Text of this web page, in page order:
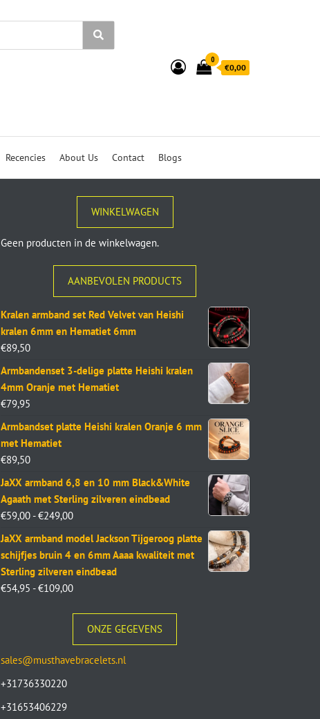
0
€0,00
Recencies About Us Contact Blogs
WINKELWAGEN
Geen producten in de winkelwagen.
AANBEVOLEN PRODUCTS
Kralen armband set Red Velvet van Heishi
kralen 6mm en Hematiet 6mm
€89,50
Armbandenset 3-delige platte Heishi kralen
4mm Oranje met Hematiet
€79,95
Armbandset platte Heishi kralen Oranje 6 mm
met Hematiet
€89,50
JaXX armband 6,8 en 10 mm Black&White
Agaath met Sterling zilveren eindbead
€59,00 - €249,00
JaXX armband model Jackson Tijgeroog platte
schijfjes bruin 4 en 6mm Aaaa kwaliteit met
Sterling zilveren eindbead
€54,95 - €109,00
ONZE GEGEVENS
sales@musthavebracelets.nl
+31736330220
+31653406229